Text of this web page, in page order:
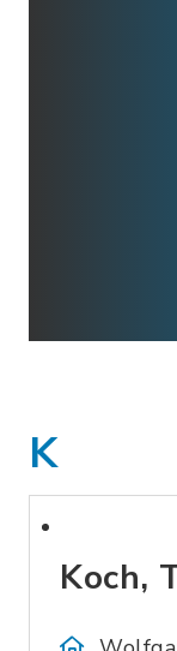
K
Koch,